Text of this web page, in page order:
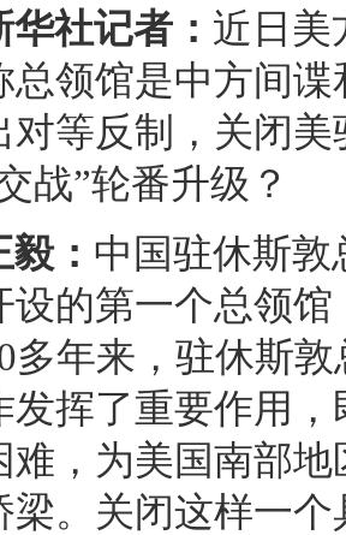
社记者： 近日美
总领馆是中方间
对等反制，关闭
战”轮番升级？
： 中国驻休斯敦
设的第一个总领
多年来，驻休斯
发挥了重要作用
难，为美国南部
梁。关闭这样一